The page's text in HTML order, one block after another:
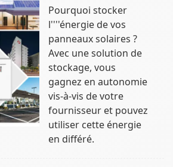
Pourquoi stocker
l''''énergie de vos
panneaux solaires ?
Avec une solution de
stockage, vous
gagnez en autonomie
vis-à-vis de votre
fournisseur et pouvez
utiliser cette énergie
en différé.